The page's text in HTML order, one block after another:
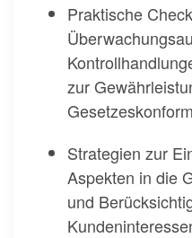
Praktische
zur
Strategien zur
Aspekten in die
und